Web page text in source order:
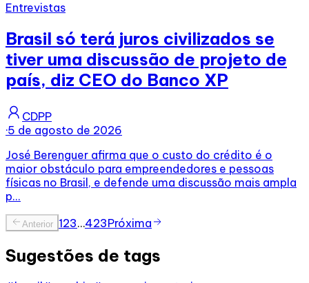
Entrevistas
Brasil só terá juros civilizados se
tiver uma discussão de projeto de
país, diz CEO do Banco XP
CDPP
·5 de agosto de 2026
José Berenguer afirma que o custo do crédito é o
maior obstáculo para empreendedores e pessoas
físicas no Brasil, e defende uma discussão mais ampla
p...
Anterior 123…423Próxima
Sugestões de tags